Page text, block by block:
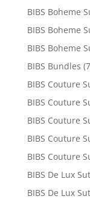
BIBS Boheme
BIBS Boheme
BIBS Boheme
BIBS Bundles
BIBS Couture
BIBS Couture
BIBS Couture
BIBS Couture
BIBS Couture
BIBS De Lux
BIBS De Lux